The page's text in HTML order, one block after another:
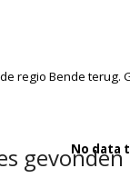
regio Bendeterug.
No data